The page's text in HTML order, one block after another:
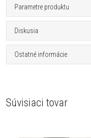
Parametre produktu
Diskusia
Ostatné informácie
Súvisiaci tovar